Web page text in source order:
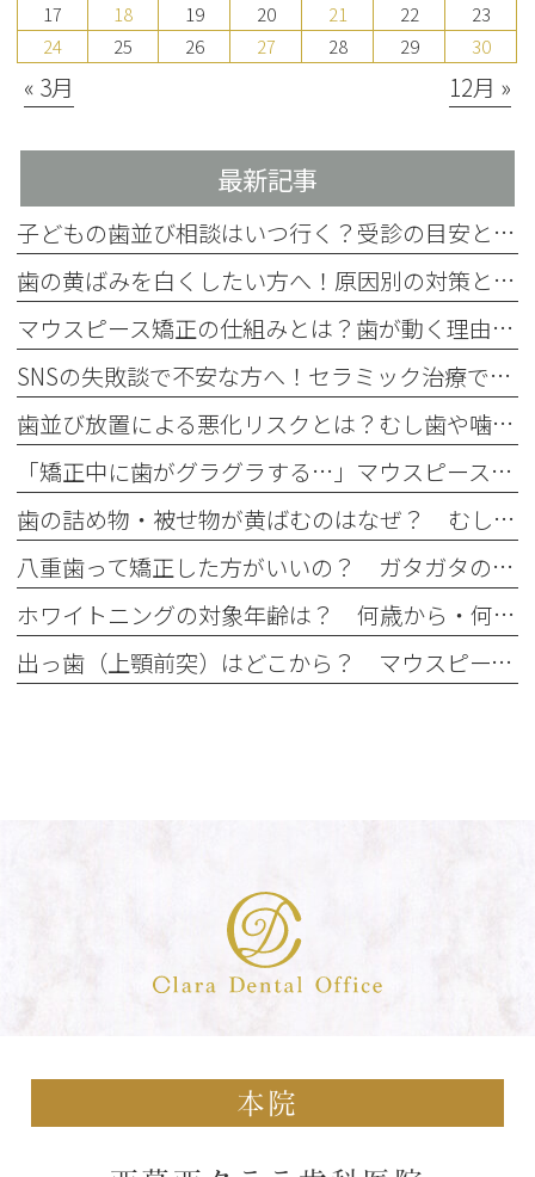
17
18 19 20 21 22
23
24
25 26 27 28 29 30
« 3月 12月 »
最新記事
子どもの歯並び相談はいつ行く？受診の目安とチェック項目を解説
歯の黄ばみを白くしたい方へ！原因別の対策と4つの方法を歯科医師が解説
マウスピース矯正の仕組みとは？歯が動く理由をわかりやすく解説
SNSの失敗談で不安な方へ！セラミック治療で後悔しない事前確認
歯並び放置による悪化リスクとは？むし歯や噛み合わせへの影響を解説
「矯正中に歯がグラグラする…」マウスピース矯正中のぐらつきの原因と注意点
歯の詰め物・被せ物が黄ばむのはなぜ？ むし歯治療後に起こる経年劣化
八重歯って矯正した方がいいの？ ガタガタの歯並びはマウスピース矯正で治せる？
ホワイトニングの対象年齢は？ 何歳から・何歳でもできるの？
出っ歯（上顎前突）はどこから？ マウスピース矯正で治せる出っ歯とは？
本院